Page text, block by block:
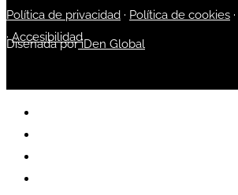
Política de privacidad · Política de cookies ·
·Accesibilidad
Diseñada poriDen Global